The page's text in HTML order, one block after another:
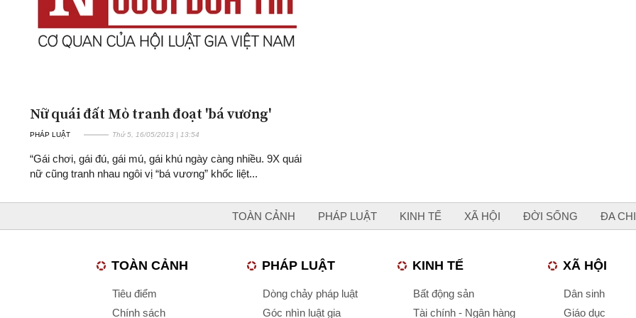
Nữ quái đất Mỏ tranh đoạt 'bá vương'
PHÁP LUẬT Thứ 5, 16/05/2013 | 13:54
“Gái chơi, gái đú, gái mú, gái khú ngày càng nhiều. 9X quái
nữ cũng tranh nhau ngôi vị “bá vương” khốc liệt...
TOÀN CẢNH PHÁP LUẬT KINH TẾ XÃ HỘI ĐỜI SỐNG ĐA
TOÀN CẢNH
Tiêu điểm
Chính sách
PHÁP LUẬT
Dòng chảy pháp luật
Góc nhìn luật gia
KINH TẾ
Bất động sản
Tài chính - Ngân hàng
XÃ HỘI
Dân sinh
Giáo dục